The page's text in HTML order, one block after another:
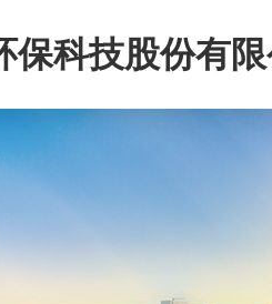
保科技股份有